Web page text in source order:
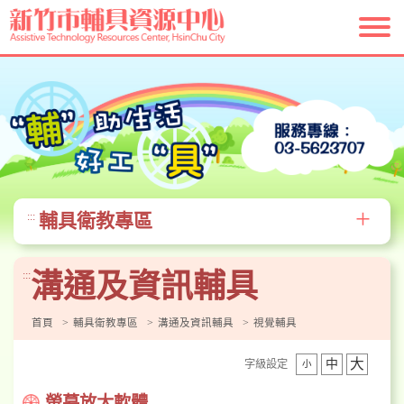
跳
到
主
要
內
塊
::: 輔具衛教專區 +
:::溝通及資訊輔具
首頁 輔具衛教專區 溝通及資訊輔具 視覺輔具
字級設定 小 中 大